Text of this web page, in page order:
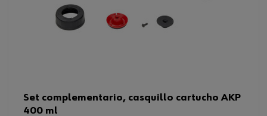
Set complementario, casquillo cartucho AKP
400 ml